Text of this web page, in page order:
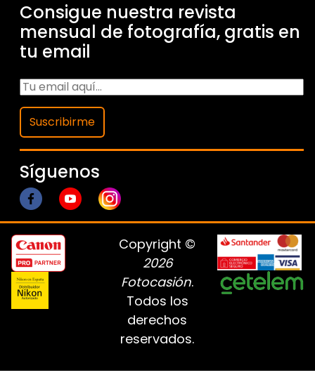
Consigue nuestra revista
mensual de fotografía, gratis en
tu email
Suscribirme
Síguenos
Copyright ©
2026
Fotocasión.
Todos los
derechos
reservados.